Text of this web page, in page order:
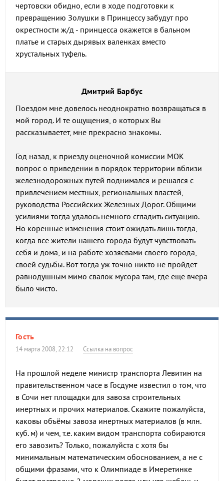
чертовски обидно, если в ходе подготовки к
превращению Золушки в Принцессу забудут про
окрестности ж/д - принцесса окажется в бальном
платье и старых дырявых валенках вместо
хрустальных туфель.
Дмитрий Барбус
Поездом мне довелось неоднократно возвращаться в
мой город. И те ощущения, о которых Вы
рассказываетет, мне прекрасно знакомы.
Год назад, к приезду оценочной комиссии МОК
вопрос о приведении в порядок территории вблизи
железнодорожных путей поднимался и решался с
привлечением местных, региональных властей,
руководства Российских Железных Дорог. Общими
усилиями тогда удалось немного сгладить ситуацию.
Но коренные изменения стоит ожидать лишь тогда,
когда все жители нашего города будут чувствовать
себя и дома, и на работе хозяевами своего города,
своей судьбы. Вот тогда уж точно никто не пройдет
равнодушным мимо свалок мусора там, где еще вчера
было чисто.
Гость
14 марта 2008, 22:12 Ссылка на вопрос
На прошлой неделе министр транспорта Левитин на
правительственном часе в Госдуме известил о том, что
в Сочи нет площадки для завоза строительных
инертных и прочих материалов. Скажите пожалуйста,
каковы объёмы завоза инертных материалов (в млн.
куб. м) и чем, т.е. каким видом транспорта собираются
его завозить? Только, пожалуйста с хотя бы
минимальным математическим обоснованием, а не с
общими фразами, что к Олимпиаде в Имеретинке